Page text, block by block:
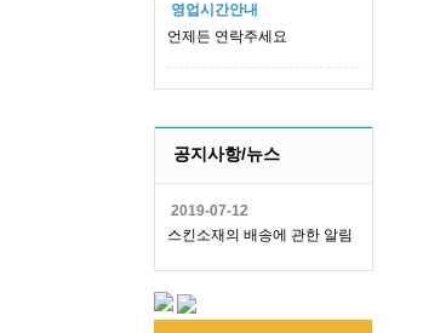
영업시간안내
언제든 연락주세요
공지사항/뉴스
2019-07-12
스킨소재의 배송에 관한 알림